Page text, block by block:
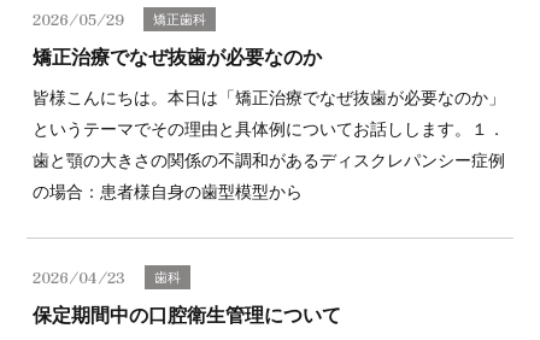
2026/05/29 矯正歯科
矯正治療でなぜ抜歯が必要なのか
皆様こんにちは。本日は「矯正治療でなぜ抜歯が必要なのか」
というテーマでその理由と具体例についてお話しします。１．
歯と顎の大きさの関係の不調和があるディスクレパンシー症例
の場合：患者様自身の歯型模型から
2026/04/23 歯科
保定期間中の口腔衛生管理について